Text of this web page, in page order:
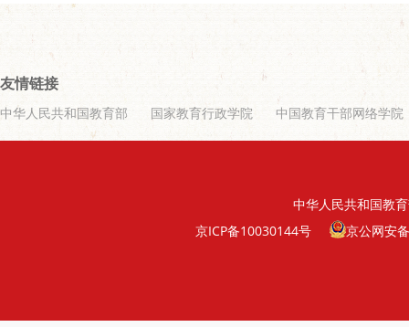
友情链接
中华人民共和国教育部 国家教育行政学院 中国教育干部网络学院
中华人民共和国教
京ICP备10030144号
京公网安